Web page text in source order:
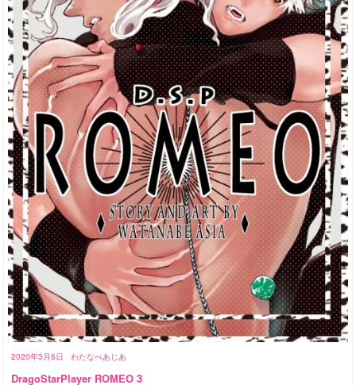
2020年3月6日 わたなべあじあ
DragoStarPlayer ROMEO 3